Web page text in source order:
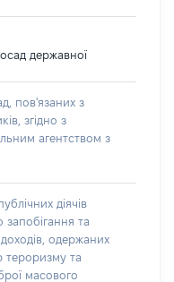
державної
пов'язаних з
згідно з
агентством з
діячів
запобігання та
доходів, одержаних
та
масового